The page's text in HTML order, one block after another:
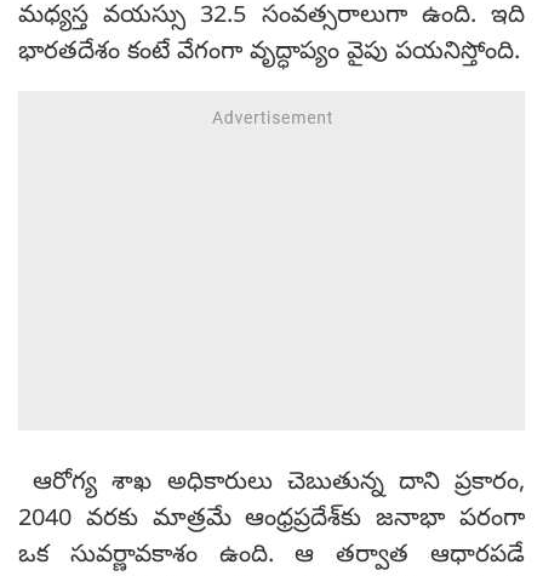
మధ్యస్త వయస్సు 32.5 సంవత్సరాలుగా ఉంది. ఇది
భారతదేశం కంటే వేగంగా వృద్ధాప్యం వైపు పయనిస్తోంది.
ఆరోగ్య శాఖ అధికారులు చెబుతున్న దాని ప్రకారం,
2040 వరకు మాత్రమే ఆంధ్రప్రదేశ్‌కు జనాభా పరంగా
ఒక సువర్ణావకాశం ఉంది. ఆ తర్వాత ఆధారపడే